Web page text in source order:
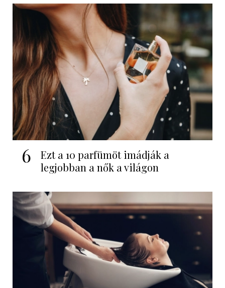
6
Ezt a 10 parfümöt imádják a
legjobban a nők a világon